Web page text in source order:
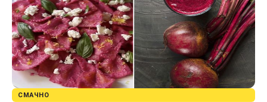
СМАЧНО